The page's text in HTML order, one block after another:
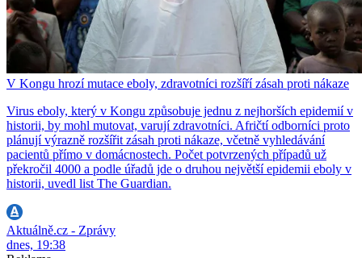
V Kongu hrozí mutace eboly, zdravotníci rozšíří zásah proti nákaze
Virus eboly, který v Kongu způsobuje jednu z nejhorších epidemií v
historii, by mohl mutovat, varují zdravotníci. Afričtí odborníci proto
plánují výrazně rozšířit zásah proti nákaze, včetně vyhledávání
pacientů přímo v domácnostech. Počet potvrzených případů už
překročil 4000 a podle úřadů jde o druhou největší epidemii eboly v
historii, uvedl list The Guardian.
Aktuálně.cz - Zprávy
dnes, 19:38